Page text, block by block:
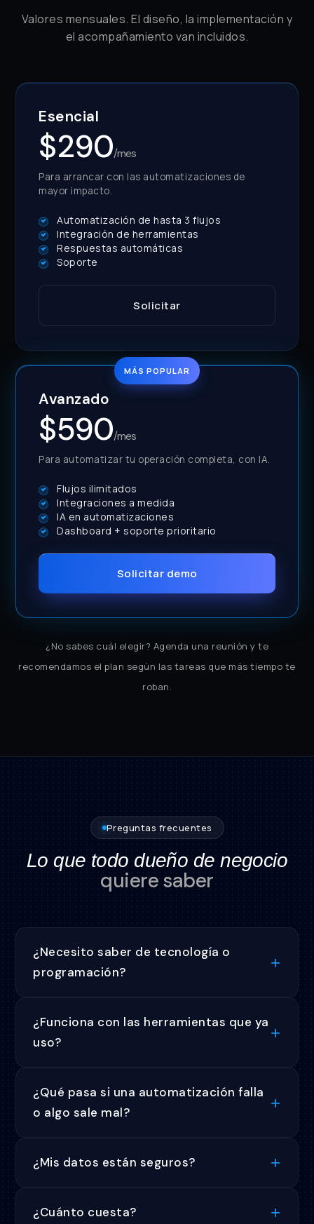
Valores mensuales. El diseño, la implementación y
el acompañamiento van incluidos.
Esencial
$290/mes
Para arrancar con las automatizaciones de
mayor impacto.
Automatización de hasta 3 flujos
Integración de herramientas
Respuestas automáticas
Soporte
Solicitar
MÁS POPULAR
Avanzado
$590/mes
Para automatizar tu operación completa, con IA.
Flujos ilimitados
Integraciones a medida
IA en automatizaciones
Dashboard + soporte prioritario
Solicitar demo
¿No sabes cuál elegir? Agenda una reunión y te
recomendamos el plan según las tareas que más tiempo te
roban.
Preguntas frecuentes
Lo que todo dueño de negocio
quiere saber
¿Necesito saber de tecnología o
programación?
¿Funciona con las herramientas que ya
uso?
¿Qué pasa si una automatización falla
o algo sale mal?
¿Mis datos están seguros?
¿Cuánto cuesta?